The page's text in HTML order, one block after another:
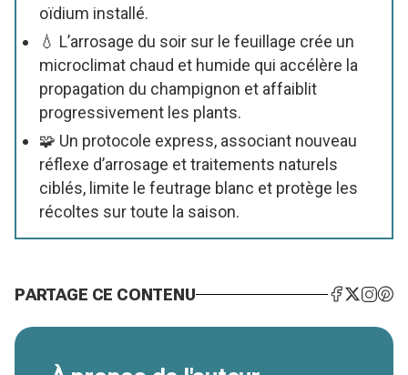
oïdium installé.
💧 L’arrosage du soir sur le feuillage crée un
microclimat chaud et humide qui accélère la
propagation du champignon et affaiblit
progressivement les plants.
🧩 Un protocole express, associant nouveau
réflexe d’arrosage et traitements naturels
ciblés, limite le feutrage blanc et protège les
récoltes sur toute la saison.
PARTAGE CE CONTENU